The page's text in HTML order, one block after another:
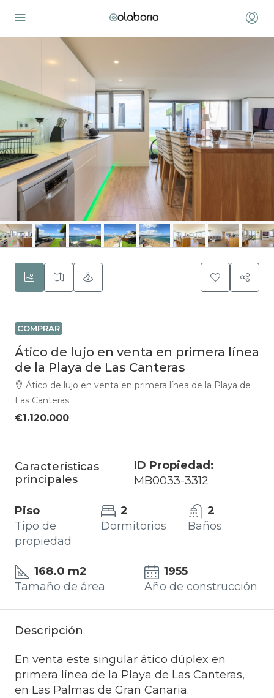
COMPRAR
Ático de lujo en venta en primera línea
de la Playa de Las Canteras
Ático de lujo en venta en primera línea de la Playa de
Las Canteras
€1.120.000
Características
principales
ID Propiedad:
MB0033-3312
Piso
Tipo de
propiedad
2
Dormitorios
2
Baños
168.0 m2
Tamaño de área
1955
Año de construcción
Descripción
En venta este singular ático dúplex en
primera línea de la Playa de Las Canteras,
en Las Palmas de Gran Canaria.